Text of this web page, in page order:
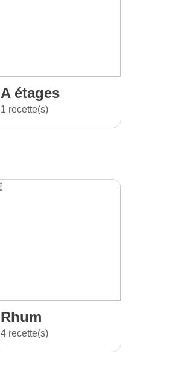
A étages
1 recette(s)
Rhum
4 recette(s)